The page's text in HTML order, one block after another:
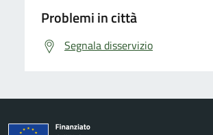
Problemi in città
Segnala disservizio